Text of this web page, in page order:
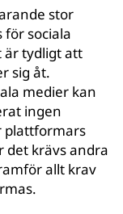
stor
sociala
är tydligt att
sig åt.
medier kan
ingen
plattformars
det krävs andra
allt krav